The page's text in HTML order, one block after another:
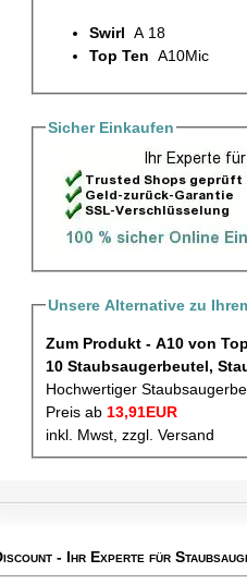
Swirl A 18
Top Ten A10Mic
Sicher Einkaufen
Unsere Alternative zu
Zum Produkt - A10 von
Hochwertiger
Preis ab 13,91EUR
inkl. Mwst, zzgl. Versand
- Ihr Experte für